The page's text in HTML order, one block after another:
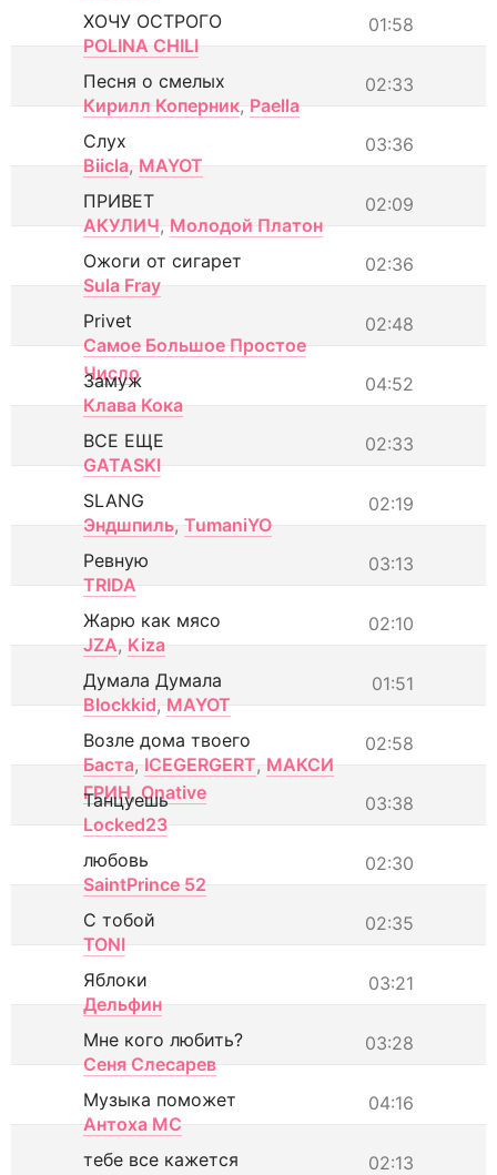
01:58
ХОЧУ ОСТРОГО
POLINA CHILI
02:33
Песня о смелых
Кирилл Коперник, Paella
03:36
Слух
Biicla, MAYOT
02:09
ПРИВЕТ
АКУЛИЧ, Молодой Платон
02:36
Ожоги от сигарет
Sula Fray
02:48
Privet
Самое Большое Простое
Число
04:52
Замуж
Клава Кока
02:33
ВСЕ ЕЩЕ
GATASKI
02:19
SLANG
Эндшпиль, TumaniYO
03:13
Ревную
TRIDA
02:10
Жарю как мясо
JZA, Kiza
01:51
Думала Думала
Blockkid, MAYOT
02:58
Возле дома твоего
Баста, ICEGERGERT, МАКСИ
ГРИН, Onative 03:38
Танцуешь
Locked23
02:30
любовь
SaintPrince 52
02:35
С тобой
TONI
03:21
Яблоки
Дельфин
03:28
Мне кого любить?
Сеня Слесарев
04:16
Музыка поможет
Антоха МС
02:13
тебе все кажется